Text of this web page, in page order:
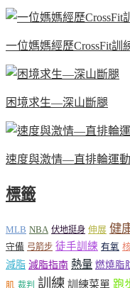
一位媽媽經歷CrossFit訓
困境求生—深山斷腿
速度與激情—直排輪運動
標籤
MLB NBA 伏地挺身 伸展 健
守備 弓箭步 徒手訓練 有氧
減脂 減脂指南 熱量 燃燒脂
肌 裁判 訓練 訓練菜單 跑